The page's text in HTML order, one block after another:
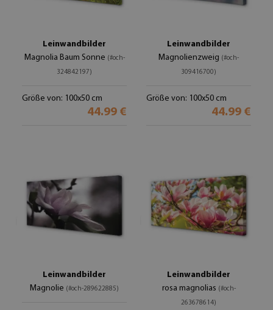
Leinwandbilder
Magnolia Baum Sonne (#och-
324842197)
Größe von: 100x50 cm
44.99 €
Leinwandbilder
Magnolienzweig (#och-
309416700)
Größe von: 100x50 cm
44.99 €
Leinwandbilder
Magnolie (#och-289622885)
Leinwandbilder
rosa magnolias (#och-
263678614)